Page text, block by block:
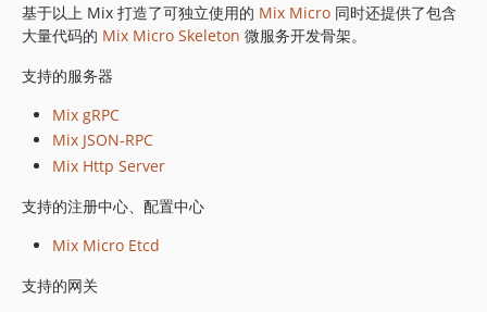
基于以上 Mix 打造了可独立使用的 Mix Micro 同时还提供了包含
大量代码的 Mix Micro Skeleton 微服务开发骨架。
支持的服务器
Mix gRPC
Mix JSON-RPC
Mix Http Server
支持的注册中心、配置中心
Mix Micro Etcd
支持的网关